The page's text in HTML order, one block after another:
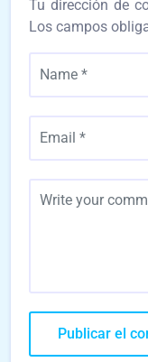
Tu dirección de
Los campos